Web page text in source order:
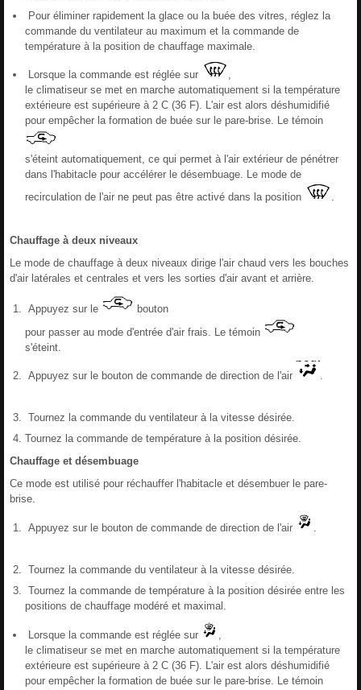
Pour éliminer rapidement la glace ou la buée des vitres, réglez la
commande du ventilateur au maximum et la commande de
température à la position de chauffage maximale.
Lorsque la commande est réglée sur
le climatiseur se met en marche automatiquement si la température
extérieure est supérieure à 2 C (36 F). L'air est alors déshumidifié
pour empêcher la formation de buée sur le pare-brise. Le témoin
s'éteint automatiquement, ce qui permet à l'air extérieur de pénétrer
dans l'habitacle pour accélérer le désembuage. Le mode de
recirculation de l'air ne peut pas être activé dans la position
Chauffage à deux niveaux
Le mode de chauffage à deux niveaux dirige l'air chaud vers les bouches
d'air latérales et centrales et vers les sorties d'air avant et arrière.
Appuyez sur le
bouton
pour passer au mode d'entrée d'air frais. Le témoin
s'éteint.
Appuyez sur le bouton de commande de direction de l'air
Tournez la commande du ventilateur à la vitesse désirée.
Tournez la commande de température à la position désirée.
Chauffage et désembuage
Ce mode est utilisé pour réchauffer l'habitacle et désembuer le pare-
brise.
Appuyez sur le bouton de commande de direction de l'air
Tournez la commande du ventilateur à la vitesse désirée.
Tournez la commande de température à la position désirée entre les
positions de chauffage modéré et maximal.
Lorsque la commande est réglée sur
le climatiseur se met en marche automatiquement si la température
extérieure est supérieure à 2 C (36 F). L'air est alors déshumidifié
pour empêcher la formation de buée sur le pare-brise. Le témoin